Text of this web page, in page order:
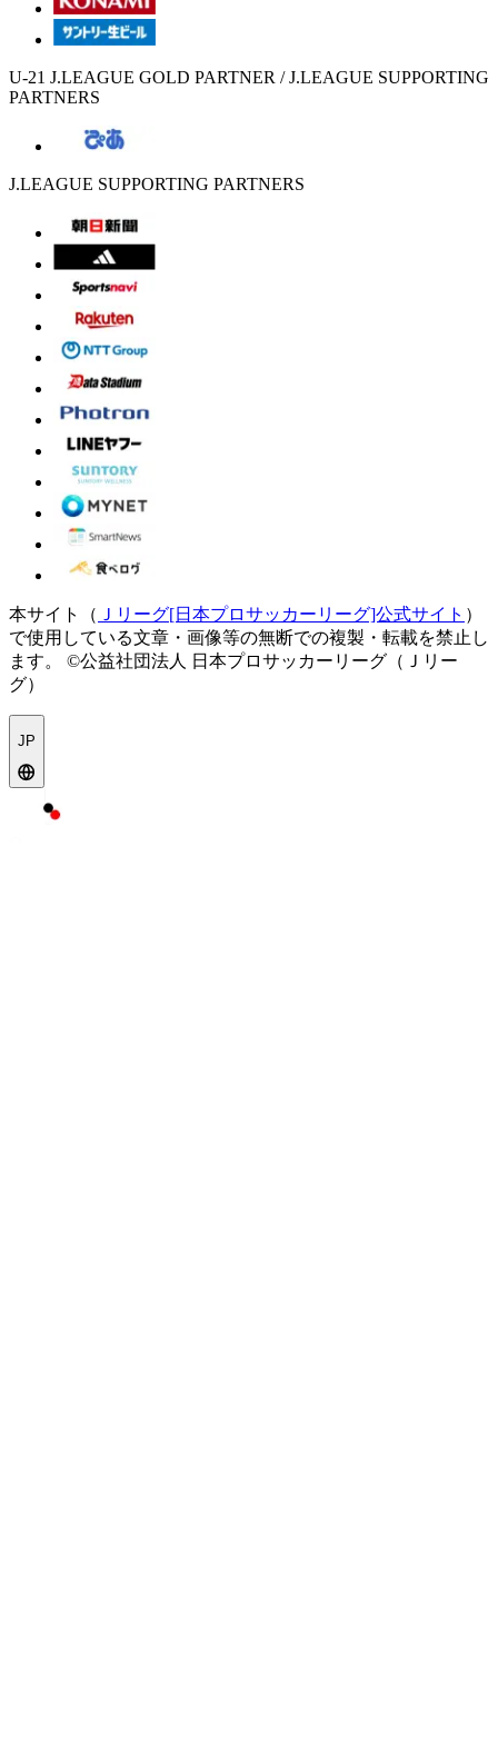
U-21 J.LEAGUE GOLD PARTNER / J.LEAGUE SUPPORTING
PARTNERS
J.LEAGUE SUPPORTING PARTNERS
本サイト（ Ｊリーグ[日本プロサッカーリーグ]公式サイト ）
で使用している文章・画像等の無断での複製・転載を禁止し
ます。
©公益社団法人 日本プロサッカーリーグ（Ｊリー
グ）
JP